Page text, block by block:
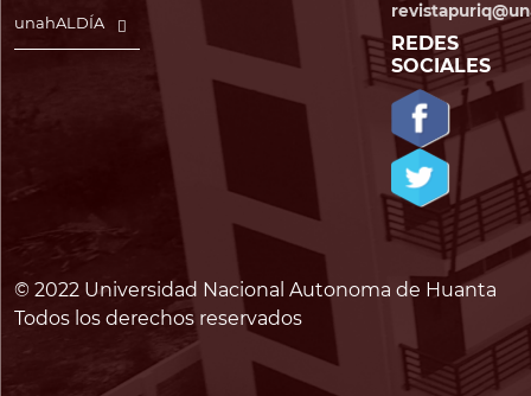
unahALDÍA
REDES
SOCIALES
© 2022 Universidad Nacional Autonoma de Huanta
Todos los derechos reservados